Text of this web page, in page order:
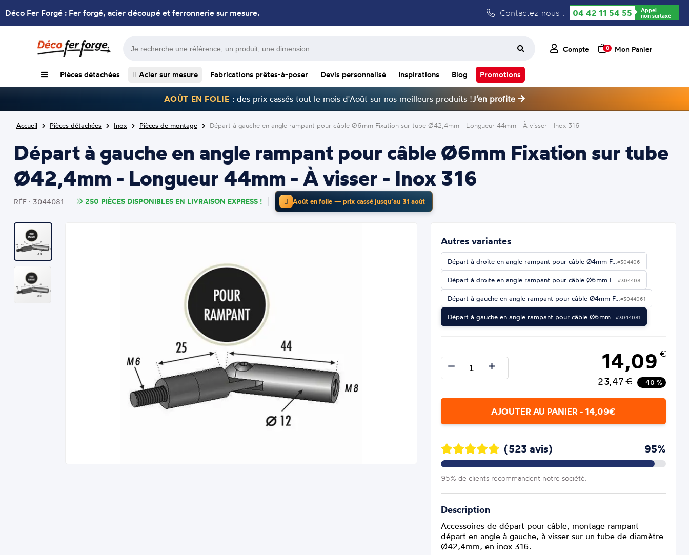
Déco Fer Forgé : Fer forgé, acier découpé et ferronnerie sur mesure. Contactez-nous : 04 42 11 54 55 Appel
non surtaxé
Compte 0 Mon Panier
Pièces détachées Acier sur mesure Fabrications prêtes-à-poser Devis personnalisé Inspirations Blog Promotions
AOÛT EN FOLIE : des prix cassés tout le mois d'Août sur nos meilleurs produits !J’en profite
Accueil Pièces détachées Inox Pièces de montage Départ à gauche en angle rampant pour câble Ø6mm Fixation sur tube Ø42,4mm - Longueur 44mm - À visser - Inox 316
Départ à gauche en angle rampant pour câble Ø6mm Fixation sur tube
Ø42,4mm - Longueur 44mm - À visser - Inox 316
RÉF : 3044081 250 PIÈCES DISPONIBLES EN LIVRAISON EXPRESS ! Août en folie — prix cassé jusqu’au 31 août
Autres variantes
Départ à droite en angle rampant pour câble Ø4mm F… #304406
Départ à droite en angle rampant pour câble Ø6mm F… #304408
Départ à gauche en angle rampant pour câble Ø4mm F… #3044061
Départ à gauche en angle rampant pour câble Ø6mm… #3044081
14,09 €
23,47€ - 40 %
AJOUTER AU PANIER - 14,09€
(523 avis) 95%
95% de clients recommandent notre société.
Description
Accessoires de départ pour câble, montage rampant
départ en angle à gauche, à visser sur un tube de diamètre
Ø42,4mm, en inox 316.